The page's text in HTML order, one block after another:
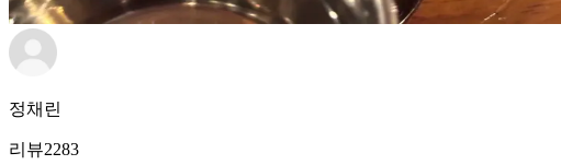
정채린
리뷰2283